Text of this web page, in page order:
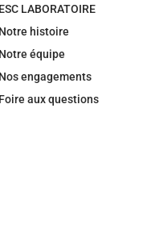
ESC LABORATOIRE
Notre histoire
Notre équipe
Nos engagements
Foire aux questions